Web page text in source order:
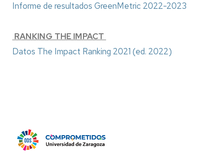
Informe de resultados GreenMetric 2022-2023
RANKING THE IMPACT
Datos The Impact Ranking 2021 (ed. 2022)